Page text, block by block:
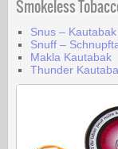
Smokeless
Snus – Kautabak
Snuff –
Makla Kautabak
Thunder